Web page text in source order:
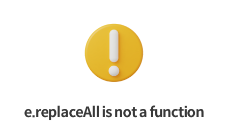
e.replaceAll is not a function